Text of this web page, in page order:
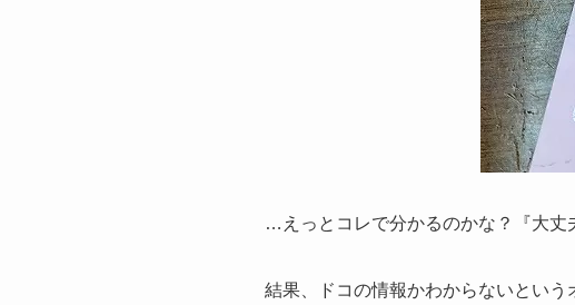
…えっとコレで分かるのかな？『大丈
結果、ドコの情報かわからないという